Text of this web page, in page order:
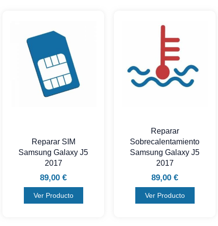
Reparar SIM
Samsung Galaxy J5
2017
89,00 €
Ver Producto
Reparar
Sobrecalentamiento
Samsung Galaxy J5
2017
89,00 €
Ver Producto